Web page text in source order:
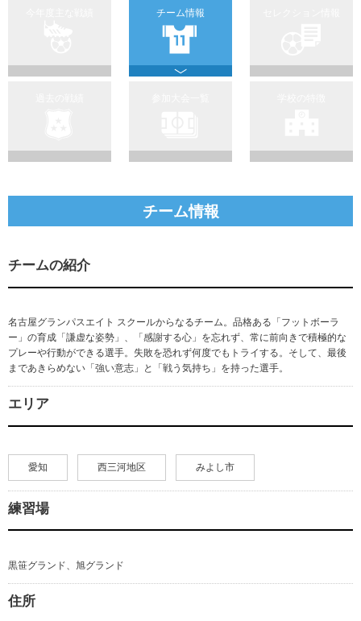
チーム情報
チーム情報
チームの紹介
名古屋グランパスエイト スクールからなるチーム。品格ある「フットボーラ
ー」の育成「謙虚な姿勢」、「感謝する心」を忘れず、常に前向きで積極的な
プレーや行動ができる選手。失敗を恐れず何度でもトライする。そして、最後
まであきらめない「強い意志」と「戦う気持ち」を持った選手。
エリア
愛知 西三河地区 みよし市
練習場
黒笹グランド、旭グランド
住所